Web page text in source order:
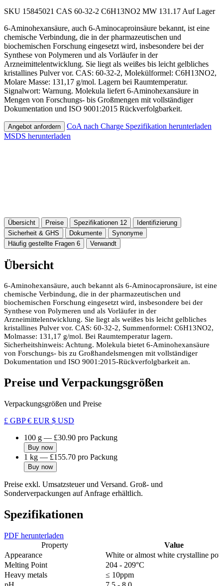
SKU 15845021 CAS 60-32-2 C6H13NO2 MW 131.17 Auf Lager
6-Aminohexansäure, auch 6-Aminocaproinsäure bekannt, ist eine
chemische Verbindung, die in der pharmazeutischen und
biochemischen Forschung eingesetzt wird, insbesondere bei der
Synthese von Polymeren und als Vorläufer in der
Arzneimittelentwicklung. Sie liegt als weißes bis leicht gelbliches
kristallines Pulver vor. CAS: 60-32-2, Molekülformel: C6H13NO2,
Molare Masse: 131,17 g/mol. Lagern bei Raumtemperatur.
Signalwort: Warnung. Molekula liefert 6-Aminohexansäure in
Mengen von Forschungs- bis Großmengen mit vollständiger
Dokumentation und ISO 9001:2015 Rückverfolgbarkeit.
Angebot anfordern CoA nach Charge Spezifikation herunterladen
MSDS herunterladen
Übersicht Preise Spezifikationen 12
Identifizierung
Sicherheit & GHS
Dokumente
Synonyme
Häufig gestellte Fragen 6 Verwandt
Übersicht
6-Aminohexansäure, auch bekannt als 6-Aminocapronsäure, ist eine
chemische Verbindung, die in der pharmazeutischen und
biochemischen Forschung eingesetzt wird, insbesondere bei der
Synthese von Polymeren und als Vorläufer in der
Arzneimittelentwicklung. Sie liegt als weißes bis leicht gelbliches
kristallines Pulver vor. CAS: 60-32-2, Summenformel: C6H13NO2,
Molmasse: 131,17 g/mol. Bei Raumtemperatur lagern.
Sicherheitshinweis: Achtung. Molekula bietet 6-Aminohexansäure
von Forschungs- bis zu Großhandelsmengen mit vollständiger
Dokumentation und ISO 9001:2015-Rückverfolgbarkeit an.
Preise und Verpackungsgrößen
Verpackungsgrößen und Preise
£ GBP€ EUR $ USD
100 g — £30.90 pro Packung
Buy now
1 kg — £155.70 pro Packung
Buy now
Preise exkl. Umsatzsteuer und Versand. Groß- und
Sonderverpackungen auf Anfrage erhältlich.
Spezifikationen
PDF herunterladen
Property
Value
Appearance
White or almost white crystalline
Melting Point
204 - 209°C
Heavy metals
≤ 10ppm